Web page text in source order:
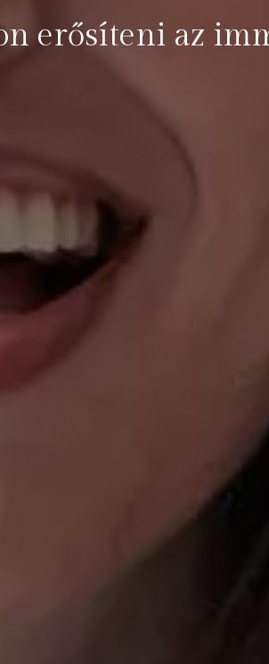
erősíteni az